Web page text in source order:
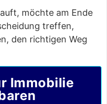
möchte am Ende
treffen,
den richtigen Weg
Immobilie